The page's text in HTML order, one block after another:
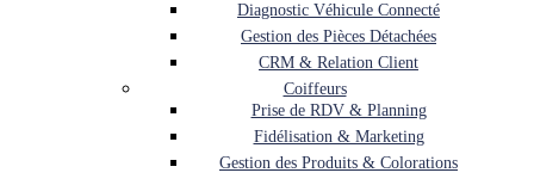
Diagnostic Véhicule Connecté
Gestion des Pièces Détachées
CRM & Relation Client
Coiffeurs
Prise de RDV & Planning
Fidélisation & Marketing
Gestion des Produits & Colorations